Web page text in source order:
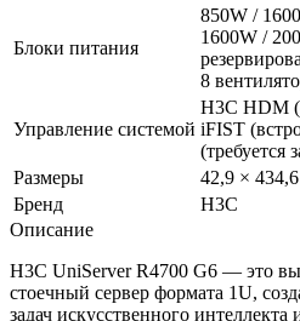
Блоки питания
850W /
1600W /
8
Управление системой
H3C HDM
iFIST
(требуется
Размеры
42,9 ×
Бренд
H3C
Описание
H3C UniServer R4700 G6 — это
стоечный сервер формата 1U,
задач искусственного